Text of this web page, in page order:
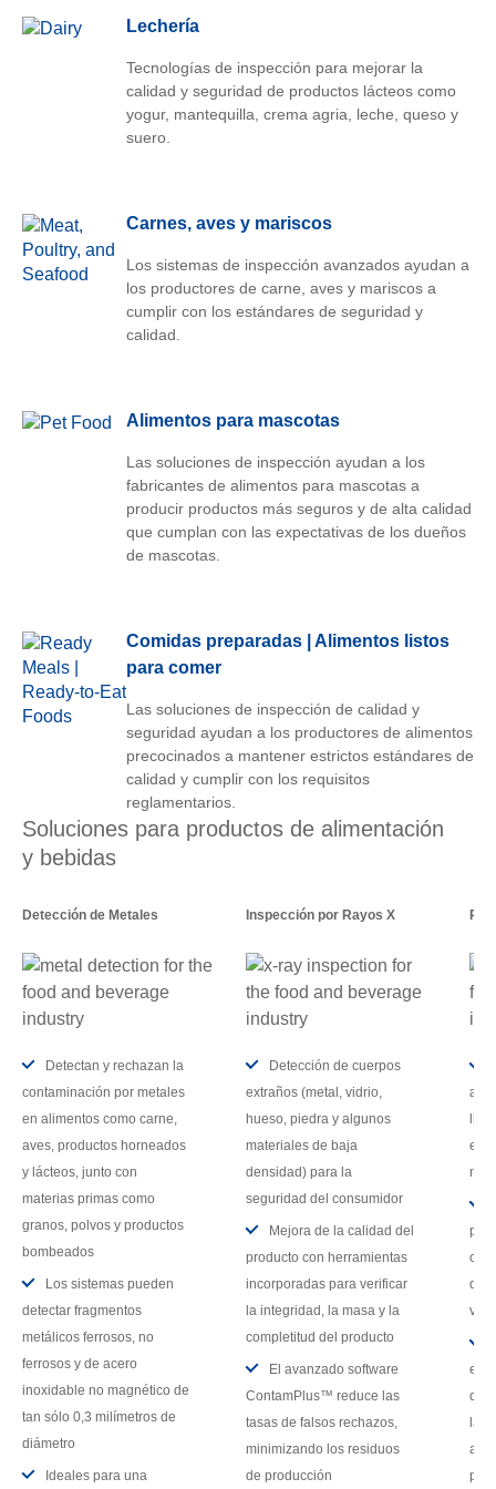
Lechería
Tecnologías de inspección para mejorar la
calidad y seguridad de productos lácteos como
yogur, mantequilla, crema agria, leche, queso y
suero.
Carnes, aves y mariscos
Los sistemas de inspección avanzados ayudan a
los productores de carne, aves y mariscos a
cumplir con los estándares de seguridad y
calidad.
Alimentos para mascotas
Las soluciones de inspección ayudan a los
fabricantes de alimentos para mascotas a
producir productos más seguros y de alta calidad
que cumplan con las expectativas de los dueños
de mascotas.
Comidas preparadas | Alimentos listos
para comer
Las soluciones de inspección de calidad y
seguridad ayudan a los productores de alimentos
precocinados a mantener estrictos estándares de
calidad y cumplir con los requisitos
reglamentarios.
Soluciones para productos de alimentación
y bebidas
Detección de Metales Inspección por Rayos X
Detectan y rechazan la
contaminación por metales
en alimentos como carne,
aves, productos horneados
y lácteos, junto con
materias primas como
granos, polvos y productos
bombeados
Los sistemas pueden
detectar fragmentos
metálicos ferrosos, no
ferrosos y de acero
inoxidable no magnético de
tan sólo 0,3 milímetros de
diámetro
Ideales para una
Detección de cuerpos
extraños (metal, vidrio,
hueso, piedra y algunos
materiales de baja
densidad) para la
seguridad del consumidor
Mejora de la calidad del
producto con herramientas
incorporadas para verificar
la integridad, la masa y la
completitud del producto
El avanzado software
ContamPlus™ reduce las
tasas de falsos rechazos,
minimizando los residuos
de producción
alta
de
del
las